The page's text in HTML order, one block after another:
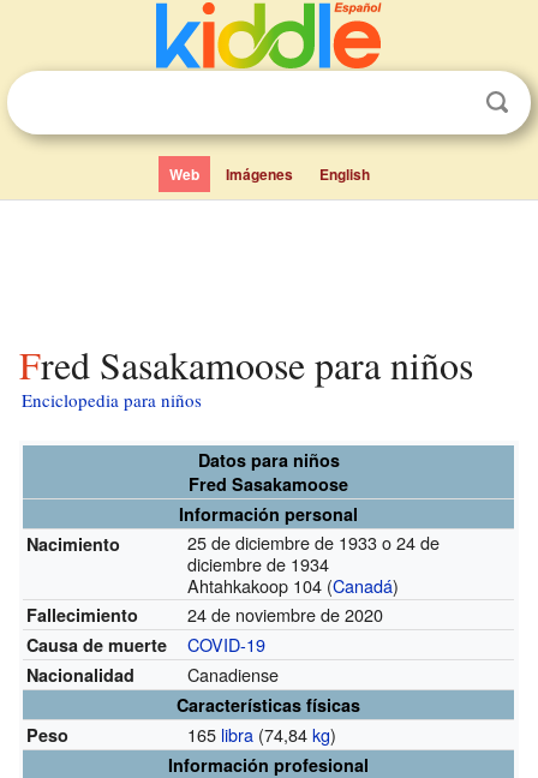
Web Imágenes English
Fred Sasakamoose para niños
Enciclopedia para niños
Datos para niños
Fred Sasakamoose
Información personal
Nacimiento
25 de diciembre de 1933 o 24 de
diciembre de 1934
Ahtahkakoop 104 (Canadá)
Fallecimiento 24 de noviembre de 2020
Causa de muerte COVID-19
Nacionalidad Canadiense
Características físicas
Peso
165 libra (74,84kg)
Información profesional